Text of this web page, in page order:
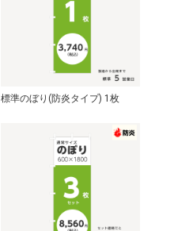
標準のぼり(防炎タイプ) 1枚